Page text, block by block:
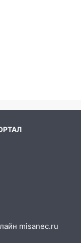
на улице
не
город:
на
улицу
misanec.ru